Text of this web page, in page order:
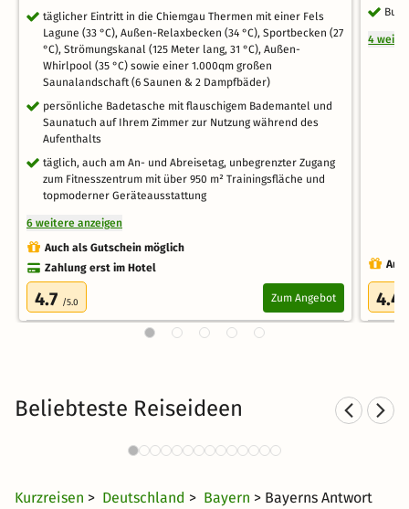
täglicher Eintritt in die Chiemgau Thermen mit einer Fels
Lagune (33 °C), Außen-Relaxbecken (34 °C), Sportbecken (27
°C), Strömungskanal (125 Meter lang, 31 °C), Außen-
Whirlpool (35 °C) sowie einer 1.000qm großen
Saunalandschaft (6 Saunen & 2 Dampfbäder)
persönliche Badetasche mit flauschigem Bademantel und
Saunatuch auf Ihrem Zimmer zur Nutzung während des
Aufenthalts
täglich, auch am An- und Abreisetag, unbegrenzter Zugang
zum Fitnesszentrum mit über 950 m² Trainingsfläche und
topmoderner Geräteausstattung
6 weitere anzeigen
Auch als Gutschein möglich
Zahlung erst im Hotel
4.7 /5.0 Zum Angebot
4
4.4
Beliebteste Reiseideen
Hotels nähe Therme Erding
64 Angebote
Kurzreisen > Deutschland > Bayern > Bayerns Antwort